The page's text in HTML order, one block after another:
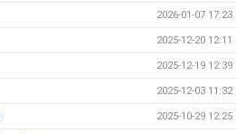
2026-01-07 17:23
2025-12-20 12:11
2025-12-19 12:39
2025-12-03 11:32
2025-10-29 12:25